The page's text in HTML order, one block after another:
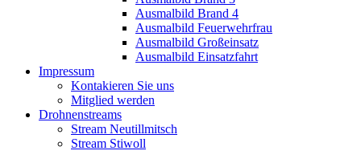
Ausmalbild Brand 4
Ausmalbild Feuerwehrfrau
Ausmalbild Großeinsatz
Ausmalbild Einsatzfahrt
Impressum
Kontakieren Sie uns
Mitglied werden
Drohnenstreams
Stream Neutillmitsch
Stream Stiwoll